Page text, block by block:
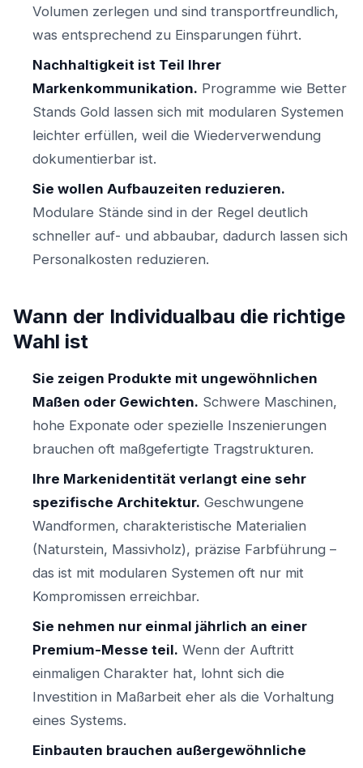
Volumen zerlegen und sind transportfreundlich,
was entsprechend zu Einsparungen führt.
Nachhaltigkeit ist Teil Ihrer
Markenkommunikation. Programme wie Better
Stands Gold lassen sich mit modularen Systemen
leichter erfüllen, weil die Wiederverwendung
dokumentierbar ist.
Sie wollen Aufbauzeiten reduzieren.
Modulare Stände sind in der Regel deutlich
schneller auf- und abbaubar, dadurch lassen sich
Personalkosten reduzieren.
Wann der Individualbau die richtige
Wahl ist
Sie zeigen Produkte mit ungewöhnlichen
Maßen oder Gewichten. Schwere Maschinen,
hohe Exponate oder spezielle Inszenierungen
brauchen oft maßgefertigte Tragstrukturen.
Ihre Markenidentität verlangt eine sehr
spezifische Architektur. Geschwungene
Wandformen, charakteristische Materialien
(Naturstein, Massivholz), präzise Farbführung –
das ist mit modularen Systemen oft nur mit
Kompromissen erreichbar.
Sie nehmen nur einmal jährlich an einer
Premium-Messe teil. Wenn der Auftritt
einmaligen Charakter hat, lohnt sich die
Investition in Maßarbeit eher als die Vorhaltung
eines Systems.
Einbauten brauchen außergewöhnliche